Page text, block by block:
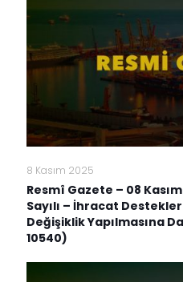
8 Kasım 2025
Resmî Gazete – 08
Sayılı – İhracat
Değişiklik Yapılmasına
10540)